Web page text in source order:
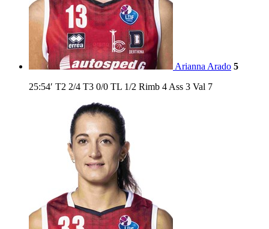
Arianna Arado 5
25:54′ T2 2/4 T3 0/0 TL 1/2 Rimb 4 Ass 3 Val 7